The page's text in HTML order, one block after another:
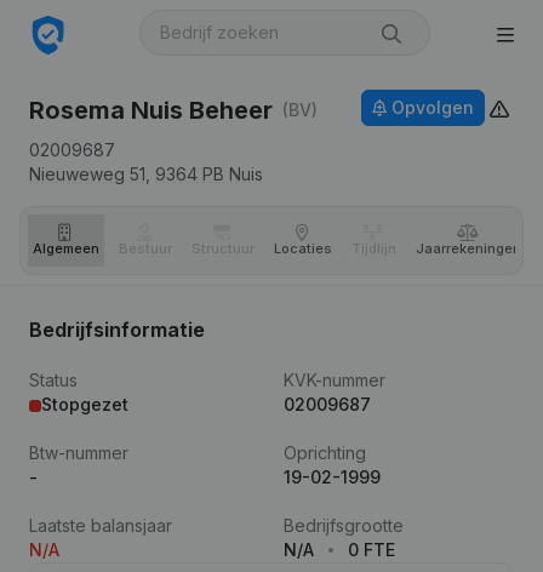
Rosema Nuis Beheer (BV)
02009687
Nieuweweg 51, 9364 PB Nuis
Opvolgen
Algemeen Bestuur Structuur Locaties Tijdlijn Jaar­rekeningen
Bedrijfsinformatie
Status
Stopgezet
KVK-nummer
02009687
Btw-nummer
-
Oprichting
19-02-1999
Laatste balansjaar
N/A
Bedrijfsgrootte
N/A
0 FTE